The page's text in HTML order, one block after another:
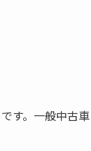
す。一般中古車